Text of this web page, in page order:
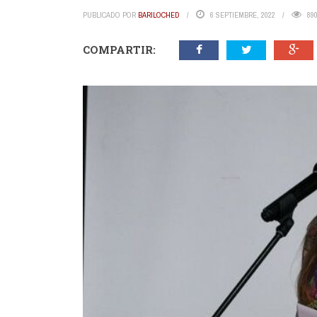
PUBLICADO POR BARILOCHED 6 SEPTIEMBRE, 2022 890
COMPARTIR: